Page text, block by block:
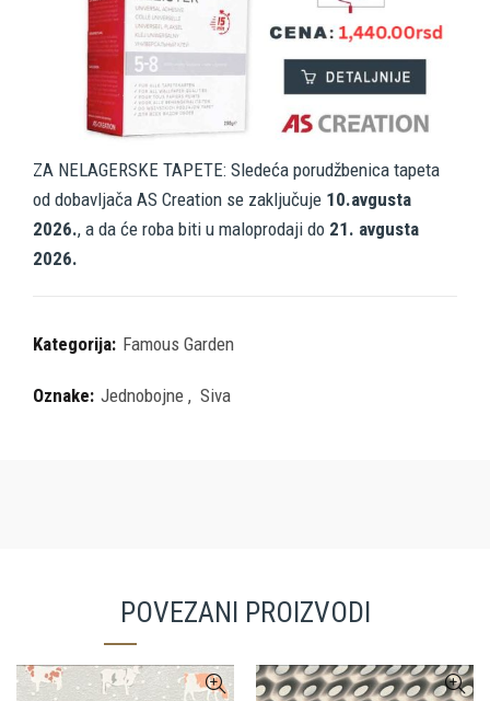
ZA NELAGERSKE TAPETE: Sledeća porudžbenica tapeta
od dobavljača AS Creation se zaključuje 10.avgusta
2026., a da će roba biti u maloprodaji do 21. avgusta
2026.
Kategorija: Famous Garden
Oznake: Jednobojne , Siva
POVEZANI PROIZVODI